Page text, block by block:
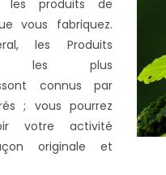
les produits de
vous fabriquez.
les Produits
les plus
connus par
; vous pourrez
votre activité
originale et